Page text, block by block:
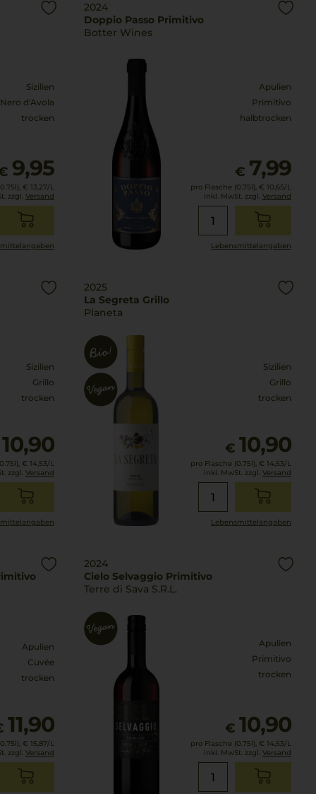
Sizilien
Nero d'Avola
trocken
9,95
€ 13,27/L
zzgl. Versand
2024
Doppio Passo Primitivo
Botter Wines
Apulien
Primitivo
halbtrocken
€ 7,99
pro Flasche (0.75l), € 10,65/L
inkl. MwSt. zzgl. Versand
Lebensmittel­angaben
Sizilien
Grillo
trocken
10,90
€ 14,53/L
zzgl. Versand
2025
La Segreta Grillo
Planeta
Sizilien
Grillo
trocken
€ 10,90
pro Flasche (0.75l), € 14,53/L
inkl. MwSt. zzgl. Versand
Lebensmittel­angaben
Apulien
Cuvée
trocken
11,90
€ 15,87/L
zzgl. Versand
2024
Cielo Selvaggio Primitivo
Terre di Sava S.R.L.
Apulien
Primitivo
trocken
€ 10,90
pro Flasche (0.75l), € 14,53/L
inkl. MwSt. zzgl. Versand